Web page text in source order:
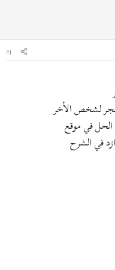
#1
لشخص الأخر
في موقع
في الشرح